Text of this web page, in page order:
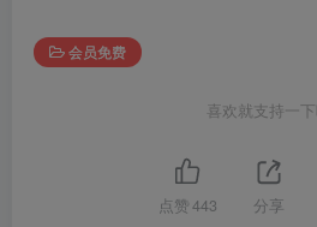
会员免费
喜欢就支持一
点赞 443 分享